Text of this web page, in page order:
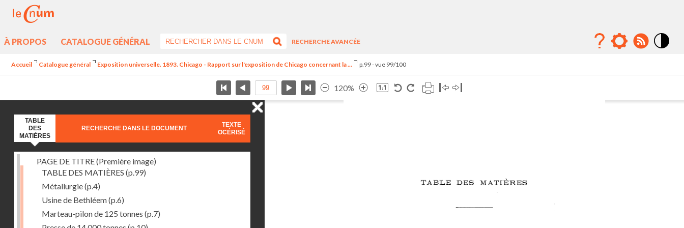
À PROPOS CATALOGUE GÉNÉRAL
RECHERCHE AVANCÉE
Accueil Catalogue général Exposition universelle. 1893. Chicago - Rapport sur l'exposition de Chicago concernant la ... p.99 - vue 99/100
120%
TABLE
DES
MATIÈRES
RECHERCHE DANS LE DOCUMENT
TEXTE
OCÉRISÉ
PAGE DE TITRE (Première image)
TABLE DES MATIÈRES (p.99)
Métallurgie(p.4)
Usine de Bethléem(p.6)
Marteau-pilon de 125 tonnes (p.7)